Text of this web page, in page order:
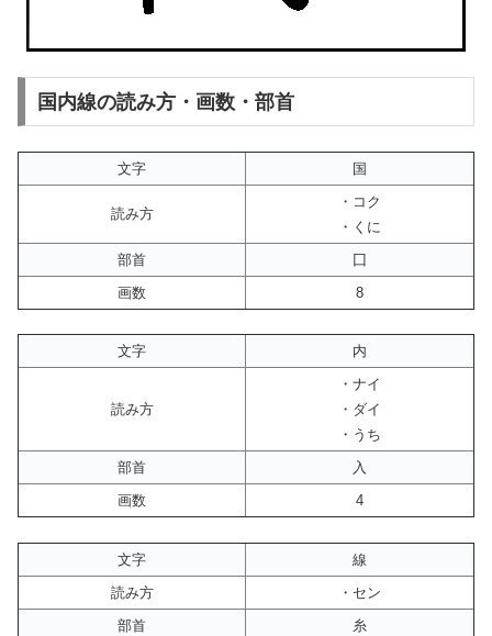
国内線の読み方・画数・部首
文字 国
読み方
・コク
・くに
部首
囗
画数
8
文字 内
読み方
・ナイ
・ダイ
・うち
部首
入
画数
4
文字
線
読み方
・セン
部首
糸